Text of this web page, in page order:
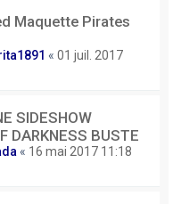
Maquette Pirates
« 01 juil. 2017
SIDESHOW
DARKNESS BUSTE
« 16 mai 2017 11:18